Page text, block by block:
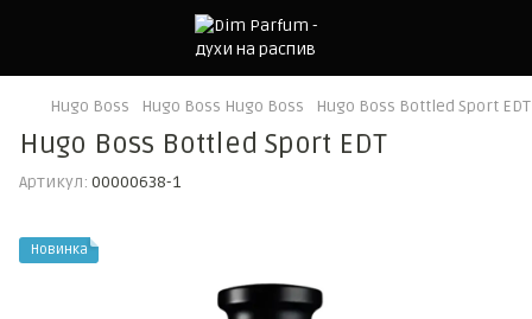
Hugo Boss Hugo Boss Hugo Boss Hugo Boss Bottled Sport EDT
Hugo Boss Bottled Sport EDT
Артикул: 00000638-1
Новинка